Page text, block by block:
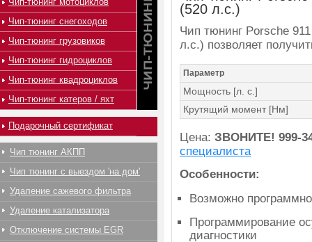
(520 л.с.)
Чип тюнинг Porsche
л.с.) позволяет
Параметр
Мощность [л. с.]
Крутящий момент [Нм]
Цена: ЗВОНИТЕ! 999-
специалиста
Особенности:
Возможно
Программирование
диагностики
Чип-тюнинг снегоходов
Чип-тюнинг грузовиков
Чип-тюнинг гидроциклов
Чип-тюнинг квадроциклов
Чип-тюнинг катеров / яхт
Подарочный сертификат
Чип тюнинг АКПП
Чип тюнинг с выездом 'на дом'
Удаление сажевого фильтра
Удаление катализатора
Отключение системы EGR